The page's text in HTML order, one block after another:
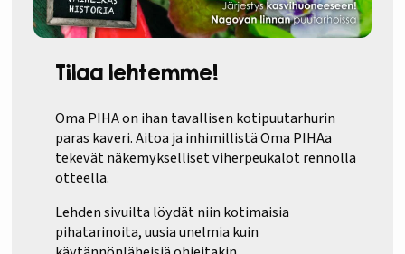
Tilaa lehtemme!
Oma PIHA on ihan tavallisen kotipuutarhurin
paras kaveri. Aitoa ja inhimillistä Oma PIHAa
tekevät näkemykselliset viherpeukalot rennolla
otteella.
Lehden sivuilta löydät niin kotimaisia
pihatarinoita, uusia unelmia kuin